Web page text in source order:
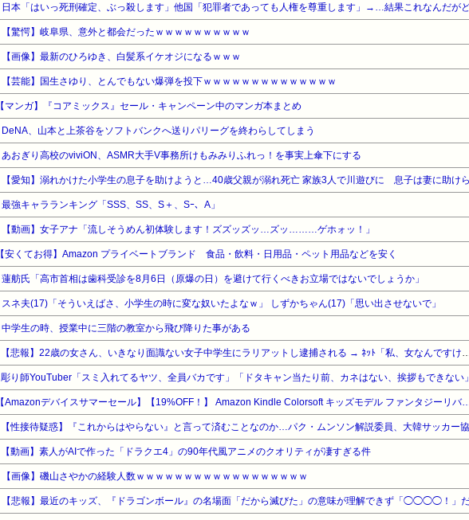
【驚愕】岐阜県、意外と都会だったｗｗｗｗｗｗｗｗｗｗ
【画像】最新のひろゆき、白髪系イケオジになるｗｗｗ
【芸能】国生さゆり、とんでもない爆弾を投下ｗｗｗｗｗｗｗｗｗｗｗｗｗｗ
【マンガ】『コアミックス』セール・キャンペーン中のマンガ本まとめ
DeNA、山本と上茶谷をソフトバンクへ送りパリーグを終わらしてしまう
あおぎり高校のviviON、ASMR大手V事務所けもみみりふれっ！を事実上傘下にする
最強キャラランキング「SSS、SS、S＋、Sｰ、A」
【動画】女子アナ「流しそうめん初体験します！ズズッズッ…ズッ………ゲホォッ！」
【安くてお得】Amazon プライベートブランド 食品・飲料・日用品・ペット用品などを安く
蓮舫氏「高市首相は歯科受診を8月6日（原爆の日）を避けて行くべきお立場ではないでしょうか」
スネ夫(17)「そういえばさ、小学生の時に変な奴いたよなｗ」 しずかちゃん(17)「思い出させないで」
中学生の時、授業中に三階の教室から飛び降りた事がある
彫り師YouTuber「スミ入れてるヤツ、全員バカです」「ドタキャン当たり前、カネはない、挨拶もできない」
【Amazonデバイスサマーセール】【19%OFF！】 Amazon Kindle Colorsoft キッズモデル ファンタジーリバーカバー | Amazon Kids+で2,000冊以上の子ども向けの本が12か月間読み放題、防水、16GBストレージ、最大8週間持続バッテリー
【動画】素人がAIで作った「ドラクエ4」の90年代風アニメのクオリティが凄すぎる件
【画像】磯山さやかの経験人数ｗｗｗｗｗｗｗｗｗｗｗｗｗｗｗｗｗｗ